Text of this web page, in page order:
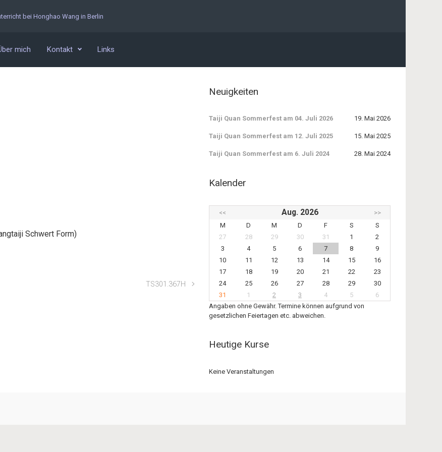
bei Honghao Wang in Berlin
mich Kontakt Links
Schwert Form)
TS301.367H
Neuigkeiten
Taiji Quan Sommerfest am 04. Juli 2026 19. Mai 2026
Taiji Quan Sommerfest am 12. Juli 2025 15. Mai 2025
Taiji Quan Sommerfest am 6. Juli 2024 28. Mai 2024
Kalender
<< Aug. 2026
>>
M
D M D F S
S
27
28 29 30 31 1
2
3
4 5 6 7 8
9
10
11 12 13 14 15
16
17
18 19 20 21 22
23
24
25 26 27 28 29
30
31
1 2 3 4 5
6
Angaben ohne Gewähr. Termine können aufgrund von
gesetzlichen Feiertagen etc. abweichen.
Heutige Kurse
Keine Veranstaltungen